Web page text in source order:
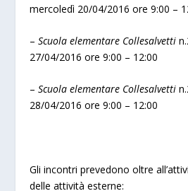
mercoledì 20/04/2016 ore 9:00 –
–Scuola elementare Collesalvetti
27/04/2016 ore 9:00 – 12:00
–Scuola elementare Collesalvetti
28/04/2016 ore 9:00 – 12:00
Gli incontri prevedono oltre
delle attività esterne: